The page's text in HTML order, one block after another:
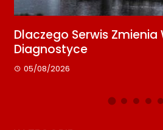
Zmienia Wycenę Po